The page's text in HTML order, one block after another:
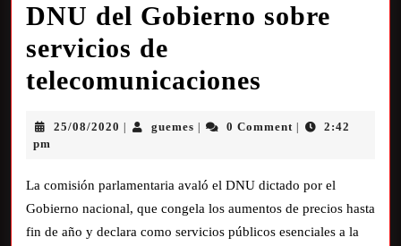
DNU del Gobierno sobre
servicios de
telecomunicaciones
25/08/2020 guemes 0 Comment
2:42
pm
La comisión parlamentaria avaló el DNU dictado por el
Gobierno nacional, que congela los aumentos de precios hasta
fin de año y declara como servicios públicos esenciales a la